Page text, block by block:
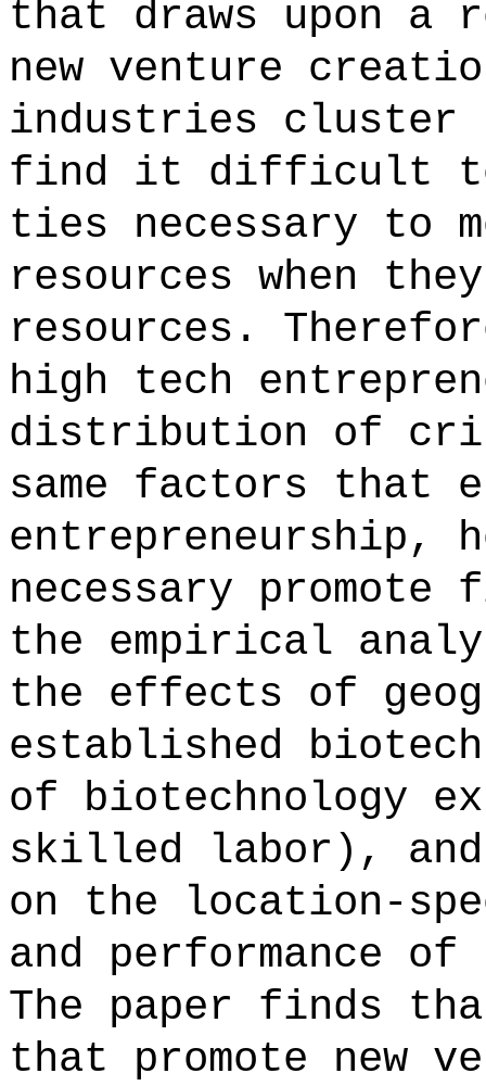
that draws upon a
new venture
industries cluster
find it difficult to
ties necessary to
resources when
resources.
high tech
distribution of
same factors that
entrepreneurship,
necessary promote
the empirical
the effects of
established
of biotechnology
skilled labor),
on the location-
and performance
The paper finds
that promote new